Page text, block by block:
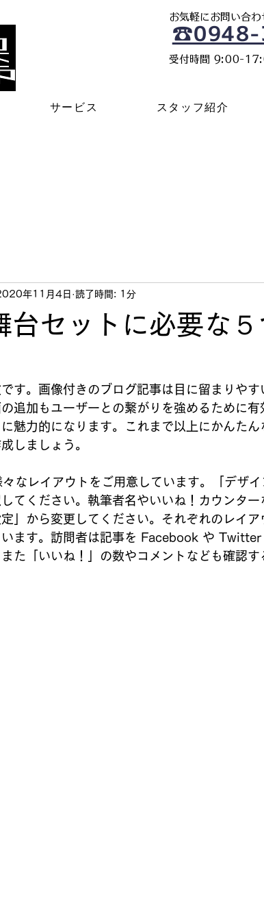
お気軽にお問い合わ
☎0948-
受付時間 9:00-
サービス スタッフ紹介
台セットに必要な
年11月4日 読了時間: 1分
す。画像付きのブログ記事は目に留まりや
追加もユーザーとの繋がりを強めるために
魅力的になります。これまで以上にかんた
しましょう。
なレイアウトをご用意しています。「デザ
てください。執筆者名やいいね！カウンタ
」から変更してください。それぞれのレイ
います。訪問者は記事を Facebook や
た「いいね！」の数やコメントなども確認す